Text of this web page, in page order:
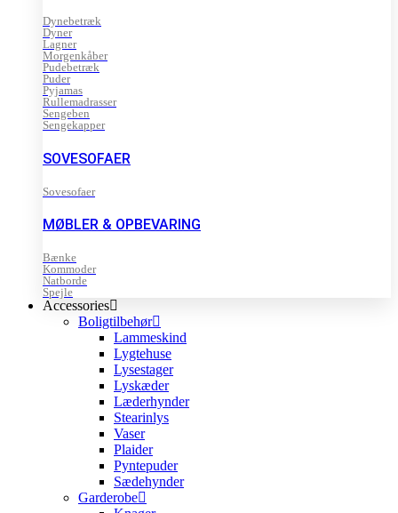
Dynebetræk
Dyner
Lagner
Morgenkåber
Pudebetræk
Puder
Pyjamas
Rullemadrasser
Sengeben
Sengekapper
SOVESOFAER
Sovesofaer
MØBLER & OPBEVARING
Bænke
Kommoder
Natborde
Spejle
Accessories
Boligtilbehør
Lammeskind
Lygtehuse
Lysestager
Lyskæder
Læderhynder
Stearinlys
Vaser
Plaider
Pyntepuder
Sædehynder
Garderobe